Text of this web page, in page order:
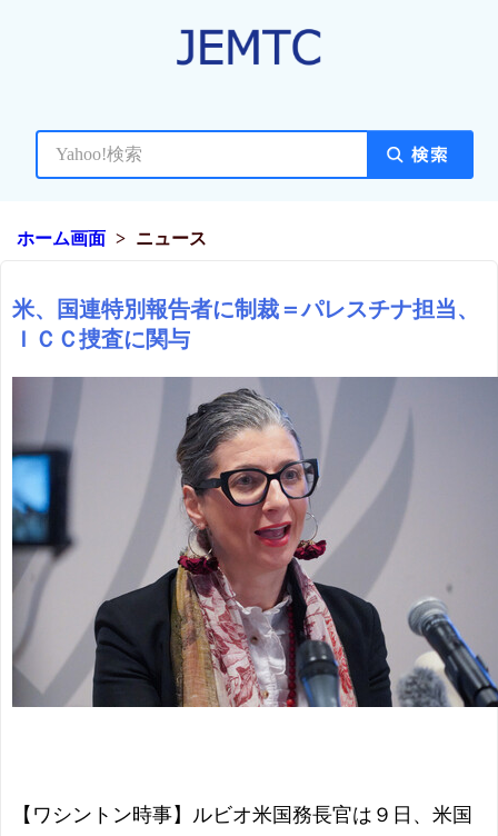
ホーム画面 ニュース
米、国連特別報告者に制裁＝パレスチナ担当、
ＩＣＣ捜査に関与
【ワシントン時事】ルビオ米国務長官は９日、米国